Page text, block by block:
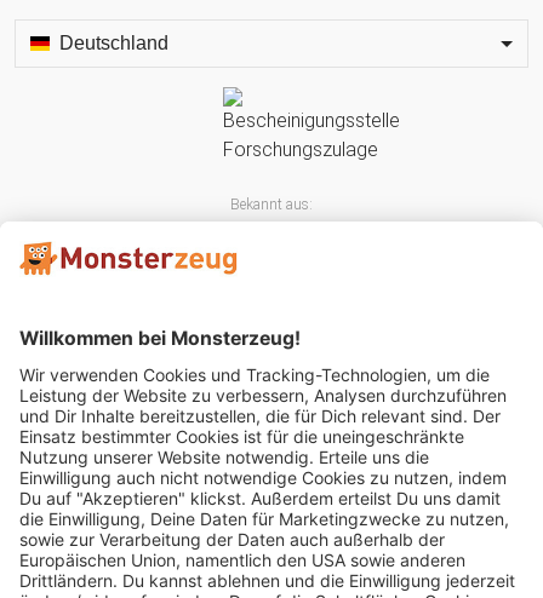
Deutschland
Bekannt aus:
Mitglied im: